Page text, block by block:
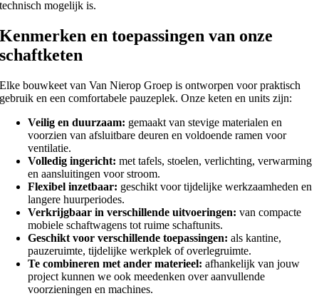
technisch mogelijk is.
Kenmerken en toepassingen van onze
schaftketen
Elke bouwkeet van Van Nierop Groep is ontworpen voor praktisch
gebruik en een comfortabele pauzeplek. Onze keten en units zijn:
Veilig en duurzaam: gemaakt van stevige materialen en
voorzien van afsluitbare deuren en voldoende ramen voor
ventilatie.
Volledig ingericht: met tafels, stoelen, verlichting, verwarming
en aansluitingen voor stroom.
Flexibel inzetbaar: geschikt voor tijdelijke werkzaamheden en
langere huurperiodes.
Verkrijgbaar in verschillende uitvoeringen: van compacte
mobiele schaftwagens tot ruime schaftunits.
Geschikt voor verschillende toepassingen: als kantine,
pauzeruimte, tijdelijke werkplek of overlegruimte.
Te combineren met ander materieel: afhankelijk van jouw
project kunnen we ook meedenken over aanvullende
voorzieningen en machines.